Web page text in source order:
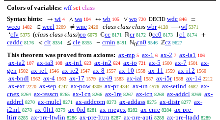
Colors of variables: wff set class
Syntax hints:
→ wi 4 ∧ wa 104 ↔ wb 105 ∨ wo 720 DECID wdc 846 =
wceq 1402 ∈ wcel 2209 ≠ wne 2420 class class class wbr 4128 ⟶wf 5371
‘cfv 5375 (class class class)co 6079 ℂcc 8171 ℝcr 8172 0cc0 8173 1c1 8174 +
caddc 8176 < clt 8354 ≤ cle 8355 − cmin 8491 ℕ0cn0 9546 ℤcz 9627
This theorem was proved from axioms: ax-mp 5 ax-1 6 ax-2 7 ax-ia1 106
ax-ia2 107 ax-ia3 108 ax-in1 623 ax-in2 624 ax-io 721 ax-5 1500 ax-7 1501
ax-
gen 1502 ax-ie1 1546 ax-ie2 1547 ax-8 1557 ax-10 1558 ax-11 1559 ax-i12 1560
ax-bndl 1562 ax-4 1563 ax-17 1579 ax-i9 1583 ax-ial 1587 ax-i5r 1588 ax-14 2212
ax-ext 2220 ax-sep 4247 ax-pow 4309 ax-pr 4344 ax-un 4576 ax-setind 4682 ax-
cnex 8264 ax-resscn 8265 ax-1cn 8266 ax-1re 8267 ax-icn 8268 ax-addcl 8269 ax-
addrcl 8270 ax-mulcl 8271 ax-addcom 8273 ax-addass 8275 ax-distr 8277 ax-
i2m1 8278 ax-0lt1 8279 ax-0id 8281 ax-rnegex 8282 ax-cnre 8284 ax-pre-
ltirr 8285 ax-pre-ltwlin 8286 ax-pre-lttrn 8287 ax-pre-apti 8288 ax-pre-ltadd 8289